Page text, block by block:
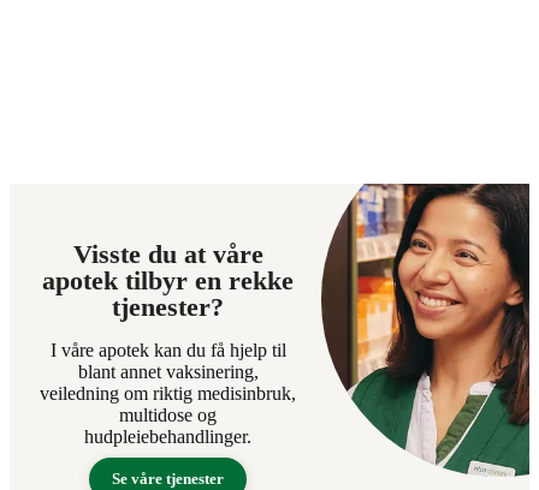
Visste du at våre
apotek tilbyr en rekke
tjenester?
I våre apotek kan du få hjelp til
blant annet vaksinering,
veiledning om riktig medisinbruk,
multidose og
hudpleiebehandlinger.
Se våre tjenester